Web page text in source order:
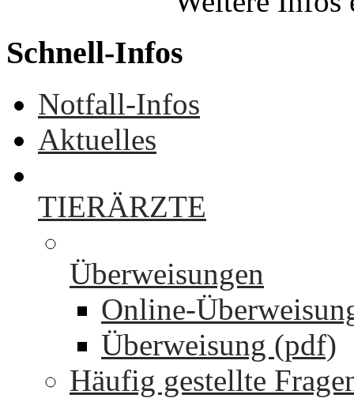
Schnell-Infos
Notfall-Infos
Aktuelles
TIERÄRZTE
Überweisungen
Online-
Überweisung (pdf)
Häufig gestellte